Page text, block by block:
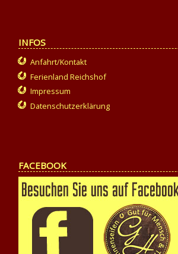
INFOS
Anfahrt/Kontakt
Ferienland Reichshof
Impressum
Datenschutzerklärung
FACEBOOK